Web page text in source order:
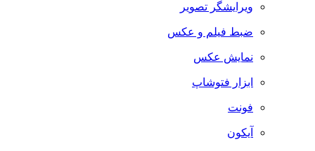
ویرایشگر تصویر
ضبط فيلم و عكس
نمایش عکس
ابزار فتوشاپ
فونت
آیکون